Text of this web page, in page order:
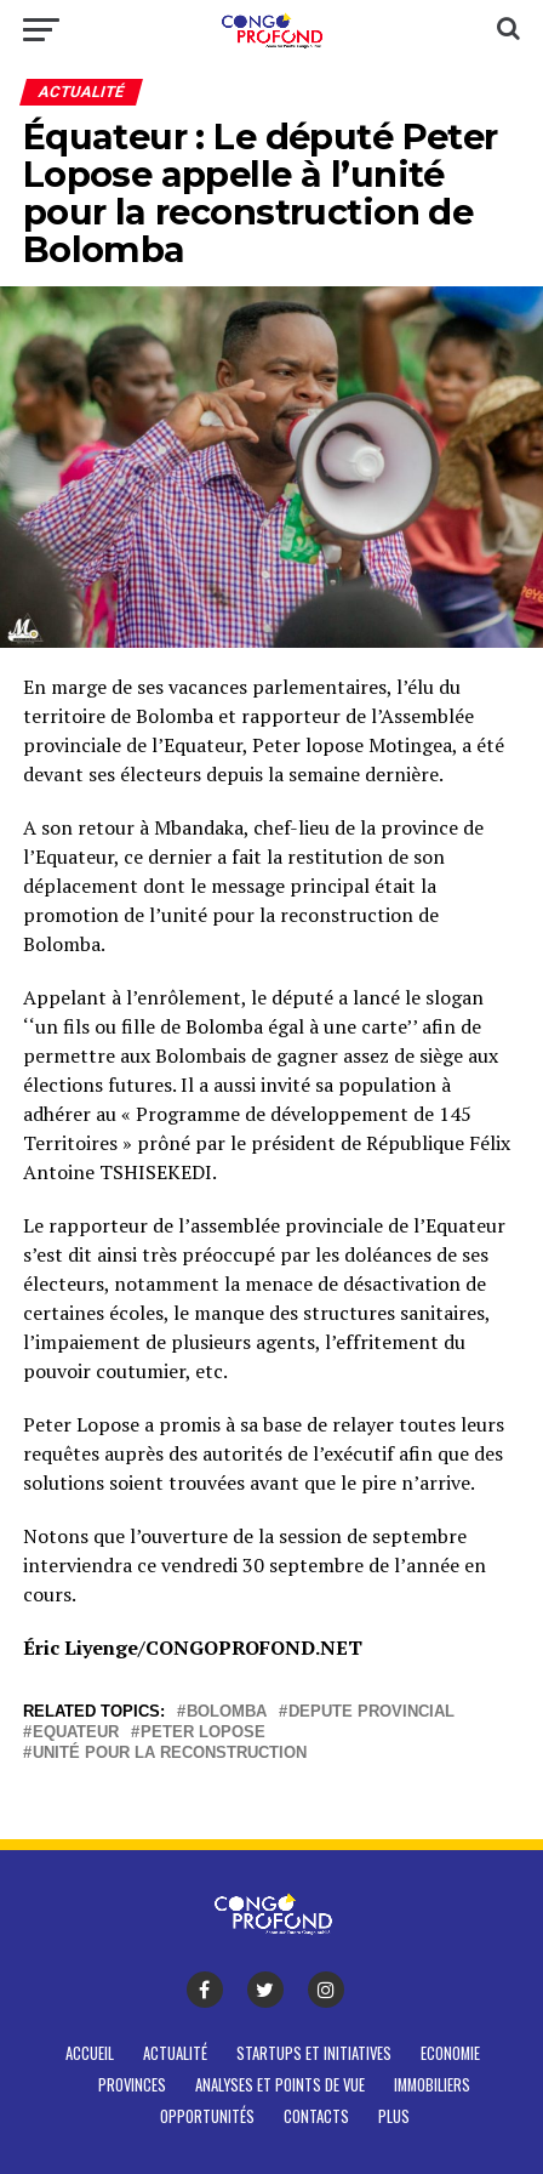
ACTUALITÉ
Équateur : Le député Peter
Lopose appelle à l’unité
pour la reconstruction de
Bolomba
En marge de ses vacances parlementaires, l’élu du
territoire de Bolomba et rapporteur de l’Assemblée
provinciale de l’Equateur, Peter lopose Motingea, a été
devant ses électeurs depuis la semaine dernière.
A son retour à Mbandaka, chef-lieu de la province de
l’Equateur, ce dernier a fait la restitution de son
déplacement dont le message principal était la
promotion de l’unité pour la reconstruction de
Bolomba.
Appelant à l’enrôlement, le député a lancé le slogan
‘‘un fils ou fille de Bolomba égal à une carte’’ afin de
permettre aux Bolombais de gagner assez de siège aux
élections futures. Il a aussi invité sa population à
adhérer au « Programme de développement de 145
Territoires » prôné par le président de République Félix
Antoine TSHISEKEDI.
Le rapporteur de l’assemblée provinciale de l’Equateur
s’est dit ainsi très préoccupé par les doléances de ses
électeurs, notamment la menace de désactivation de
certaines écoles, le manque des structures sanitaires,
l’impaiement de plusieurs agents, l’effritement du
pouvoir coutumier, etc.
Peter Lopose a promis à sa base de relayer toutes leurs
requêtes auprès des autorités de l’exécutif afin que des
solutions soient trouvées avant que le pire n’arrive.
Notons que l’ouverture de la session de septembre
interviendra ce vendredi 30 septembre de l’année en
cours.
Éric Liyenge/CONGOPROFOND.NET
RELATED TOPICS: BOLOMBA
DEPUTE PROVINCIAL
EQUATEUR
PETER LOPOSE
UNITÉ POUR LA RECONSTRUCTION
ACCUEIL ACTUALITÉ STARTUPS ET INITIATIVES
ECONOMIE
PROVINCES
ANALYSES ET POINTS DE VUE
IMMOBILIERS
OPPORTUNITÉS
CONTACTS PLUS